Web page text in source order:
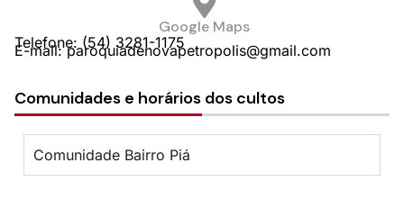
Google Maps
Telefone: (54) 3281-1175
E-mail: paroquiadenovapetropolis@gmail.com
Comunidades e horários dos cultos
Comunidade Bairro Piá